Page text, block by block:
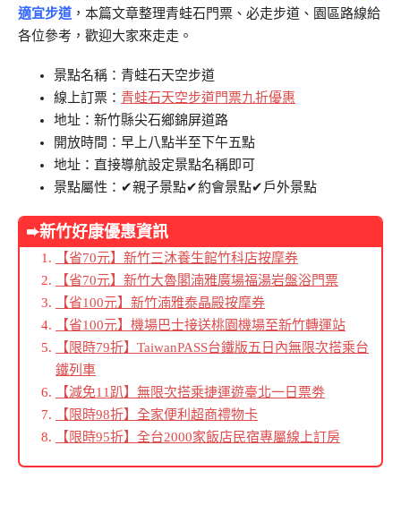
適宜步道 ，本篇文章整理青蛙石門票、必走步道、園區路線給
各位參考，歡迎大家來走走。
景點名稱：青蛙石天空步道
線上訂票： 青蛙石天空步道門票九折優惠
地址：新竹縣尖石鄉錦屏道路
開放時間：早上八點半至下午五點
地址：直接導航設定景點名稱即可
景點屬性：✔親子景點✔約會景點✔戶外景點
➨新竹好康優惠資訊
【省70元】 新竹三沐養生館竹科店按摩券
【省70元】新竹大魯閣湳雅廣場福湯岩盤浴門票
【省100元】新竹湳雅泰晶殿按摩券
【省100元】機場巴士接送桃園機場至新竹轉運站
【限時79折】TaiwanPASS台鐵版五日內無限次搭乘台
鐵列車
【減免11趴】無限次搭乘捷運遊臺北一日票劵
【限時98折】 全家便利超商禮物卡
【限時95折】全台2000家飯店民宿專屬線上訂房